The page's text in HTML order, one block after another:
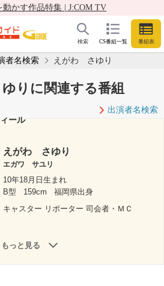
動かす作品特集 | J:COM TV
CS番組一覧 番組表
検索
者名検索 えがわ さゆり
りに関連する番組
出演者名検索
ール
えがわ さゆり
エガワ サユリ
10年18月日生まれ
B型
159cm
福岡県出身
キャスター リポーター 司会者・ＭＣ
もっと見る